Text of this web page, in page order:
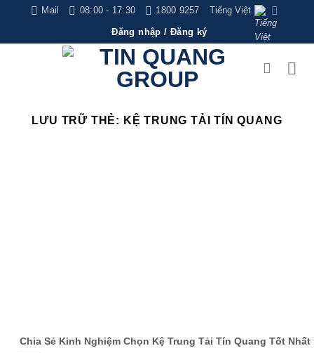
nội
Mail 08:00 - 17:30 1800 9257 Tiếng Việt
Đăng nhập / Đăng ký
LƯU TRỮ THẺ: KỆ TRUNG TẢI TÍN QUANG
Chia Sẻ Kinh Nghiệm Chọn Kệ Trung Tải Tín Quang Tốt Nhất